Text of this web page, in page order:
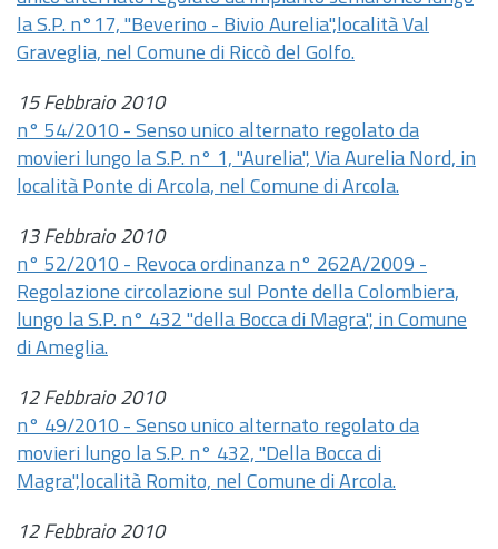
la S.P. n°17, "Beverino - Bivio Aurelia",località Val
Graveglia, nel Comune di Riccò del Golfo.
15 Febbraio 2010
n° 54/2010 - Senso unico alternato regolato da
movieri lungo la S.P. n° 1, "Aurelia", Via Aurelia Nord, in
località Ponte di Arcola, nel Comune di Arcola.
13 Febbraio 2010
n° 52/2010 - Revoca ordinanza n° 262A/2009 -
Regolazione circolazione sul Ponte della Colombiera,
lungo la S.P. n° 432 "della Bocca di Magra", in Comune
di Ameglia.
12 Febbraio 2010
n° 49/2010 - Senso unico alternato regolato da
movieri lungo la S.P. n° 432, "Della Bocca di
Magra",località Romito, nel Comune di Arcola.
12 Febbraio 2010